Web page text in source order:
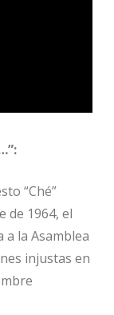
“Ché”
de 1964, el
a la Asamblea
injustas en